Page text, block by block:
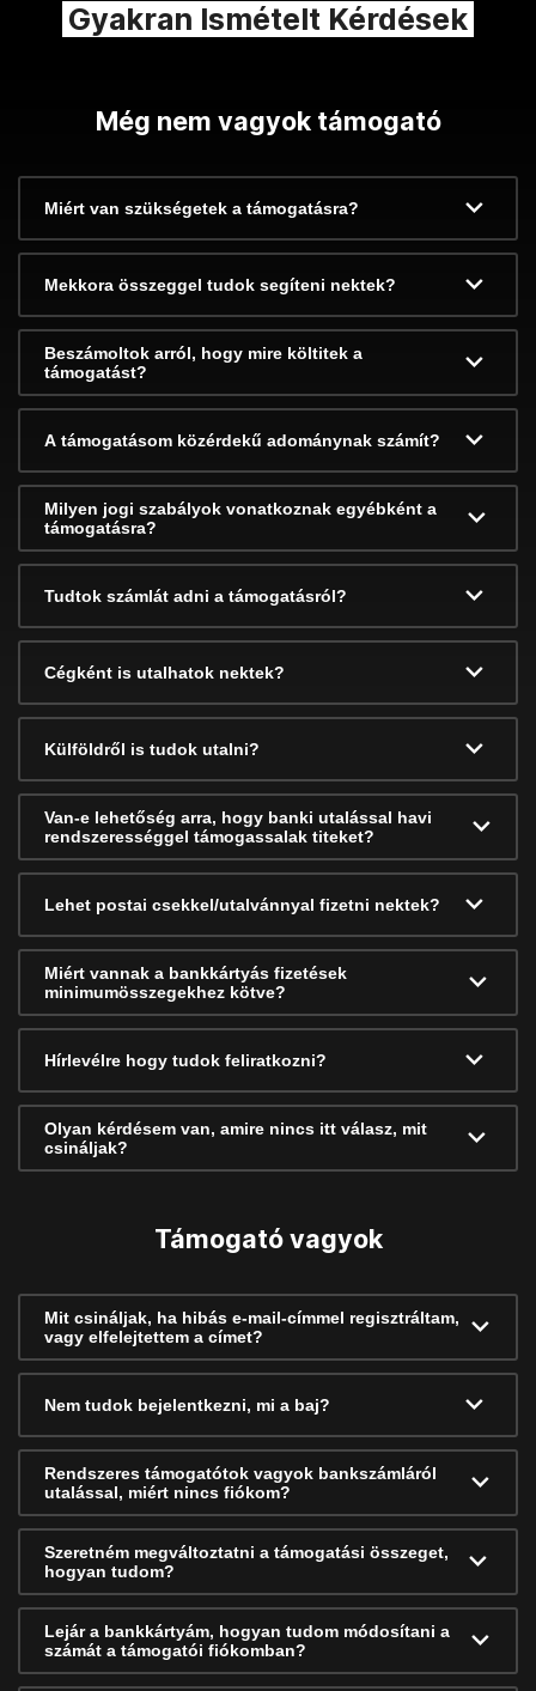
Gyakran Ismételt Kérdések
Még nem vagyok támogató
Miért van szükségetek a támogatásra?
Mekkora összeggel tudok segíteni nektek?
Beszámoltok arról, hogy mire költitek a
támogatást?
A támogatásom közérdekű adománynak számít?
Milyen jogi szabályok vonatkoznak egyébként a
támogatásra?
Tudtok számlát adni a támogatásról?
Cégként is utalhatok nektek?
Külföldről is tudok utalni?
Van-e lehetőség arra, hogy banki utalással havi
rendszerességgel támogassalak titeket?
Lehet postai csekkel/utalvánnyal fizetni nektek?
Miért vannak a bankkártyás fizetések
minimumösszegekhez kötve?
Hírlevélre hogy tudok feliratkozni?
Olyan kérdésem van, amire nincs itt válasz, mit
csináljak?
Támogató vagyok
Mit csináljak, ha hibás e-mail-címmel regisztráltam,
vagy elfelejtettem a címet?
Nem tudok bejelentkezni, mi a baj?
Rendszeres támogatótok vagyok bankszámláról
utalással, miért nincs fiókom?
Szeretném megváltoztatni a támogatási összeget,
hogyan tudom?
Lejár a bankkártyám, hogyan tudom módosítani a
számát a támogatói fiókomban?